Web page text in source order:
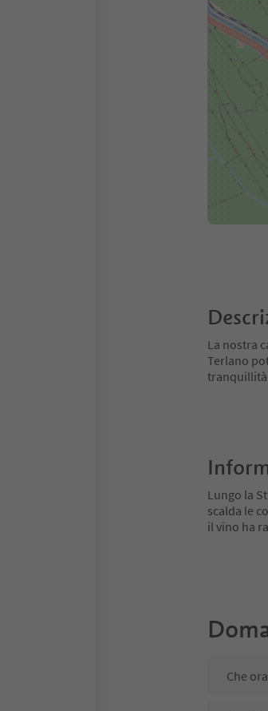
La nostra
Terlano
tranquillità
Lungo la
scalda le
il vino ha
Che